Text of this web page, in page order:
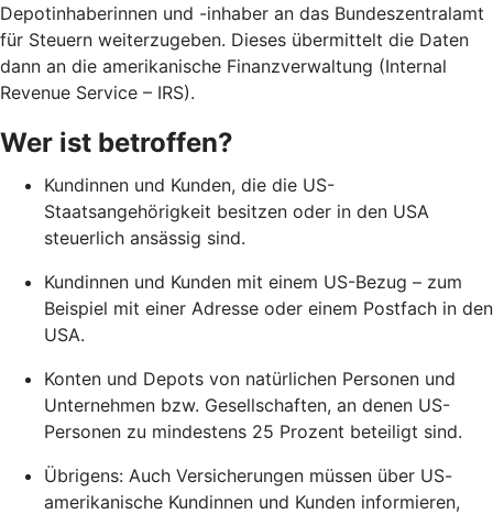
Depotinhaberinnen und -inhaber an das Bundeszentralamt
für Steuern weiterzugeben. Dieses übermittelt die Daten
dann an die amerikanische Finanzverwaltung (Internal
Revenue Service – IRS).
Wer ist betroffen?
Kundinnen und Kunden, die die US-
Staatsangehörigkeit besitzen oder in den USA
steuerlich ansässig sind.
Kundinnen und Kunden mit einem US-Bezug – zum
Beispiel mit einer Adresse oder einem Postfach in den
USA.
Konten und Depots von natürlichen Personen und
Unternehmen bzw. Gesellschaften, an denen US-
Personen zu mindestens 25 Prozent beteiligt sind.
Übrigens: Auch Versicherungen müssen über US-
amerikanische Kundinnen und Kunden informieren,